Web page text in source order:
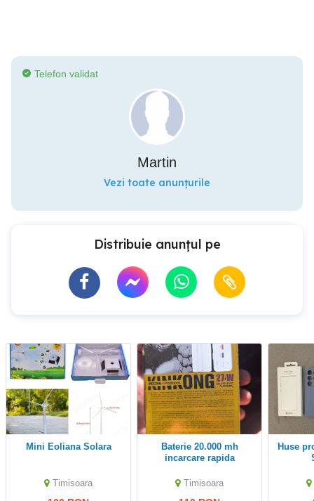
Telefon validat
Martin
Vezi toate anunțurile
Distribuie anunțul pe
Mini Eoliana Solara
Timisoara
Baterie 20.000 mh
incarcare rapida
Timisoara
Huse protectie Samsung